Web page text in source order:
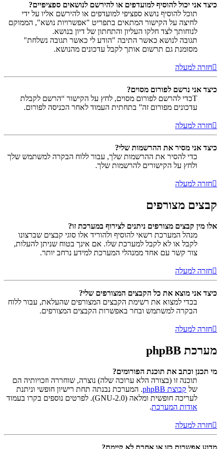
כיצד אני יכול להוסיף למועדפים או להירשם לנושאים ספציפיים?
תוכל להוסיף נושא ספציפי למועדפים או להירשם אליו על ידי
לחיצה על הקישור המתאים בתפריט "אפשרויות נושא", הממוקם
לנוחותך לצד חלקו העליון והתחתון של דיון בנושא.
תגובה לנושא כאשר התיבה "הודע לי כאשר תגובה נשלחת"
מסומנת גם תרשום אותך לקבל עדכונים מהנושא.
חזרה למעלה
כיצד אני נרשם לפורום מסוים?
Tכדי להרשם לפורום מסוים, לחץ על הקישור “הרשם לקבלת
עדכונים מפורום זה” בתחתית העמוד לאחר הכניסה לפורום.
חזרה למעלה
כיצד אני מסיר את ההרשמות שלי?
כדי להסיר את ההרשמות שלך, עבור ללוח הבקרה למשתמש שלך
ולחץ על הקישורים להרשמות שלך.
חזרה למעלה
קבצים מצורפים
אלו מין קבצים מצורפים ניתנים לצירוף במערכת זו?
מנהל המערכת רשאי להוסיף ולהוריד אלו סוגי קבצים שברצונו
לקבל או לא לקבל למערכת שלו. אם אינך בטוח שניתן להעלות,
צור קשר עם אחד ממנהלי המערכת למידע נרחב יותר.
חזרה למעלה
כיצד אני מוצא את כל הקבצים המצורפים שלי?
בכדי למצוא את רשימת הקבצים המצורפים שהעלאת, עבור ללוח
הבקרה למשתמש ובחר באפשרות הקבצים המצורפים.
חזרה למעלה
מערכת phpBB
מי תכנן וכתב את תוכנת הפורומים?
תוכנה זו (בצורה הלא ערוכה שלה) נוצרה, שוחררה וזכויותיה הם
של קבוצת phpBB
. המערכת נבנתה תחת רישיון חופשי וניתנת
לעריכה חופשית ומלאה (GNU-2.0). לפרטים נוספים בקרו בעמוד
אודות המערכת.
חזרה למעלה
מדוע אפשרות כזו או אחרת לא קיימת?